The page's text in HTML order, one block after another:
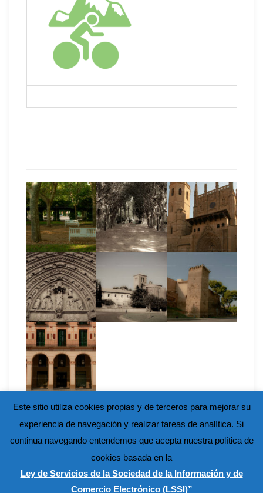
Este sitio utiliza cookies propias y de terceros para mejorar su
experiencia de navegación y realizar tareas de analítica. Si
continua navegando entendemos que acepta nuestra política de
cookies basada en la
Ley de Servicios de la Sociedad de la Información y de
Comercio Electrónico (LSSI)”